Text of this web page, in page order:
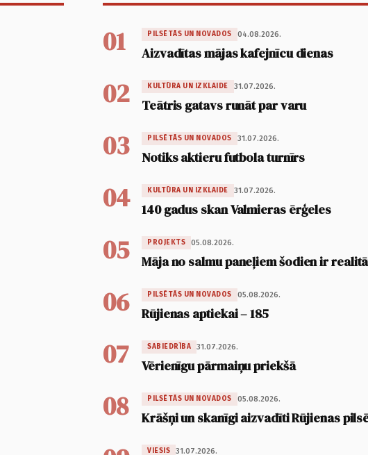
01 PILSĒTĀS UN NOVADOS 04.08.2026.
Aizvadītas mājas kafejnīcu dienas
02 KULTŪRA UN IZKLAIDE 31.07.2026.
Teātris gatavs runāt par varu
03 PILSĒTĀS UN NOVADOS 31.07.2026.
Notiks aktieru futbola turnīrs
04 KULTŪRA UN IZKLAIDE 31.07.2026.
140 gadus skan Valmieras ērģeles
05 PROJEKTS 05.08.2026.
Māja no salmu paneļiem šodien ir
06 PILSĒTĀS UN NOVADOS 05.08.2026.
Rūjienas aptiekai – 185
07 SABIEDRĪBA 31.07.2026.
Vērienīgu pārmaiņu priekšā
08 PILSĒTĀS UN NOVADOS 05.08.2026.
Krāšņi un skanīgi aizvadīti Rūjienas
VIESIS 31.07.2026.